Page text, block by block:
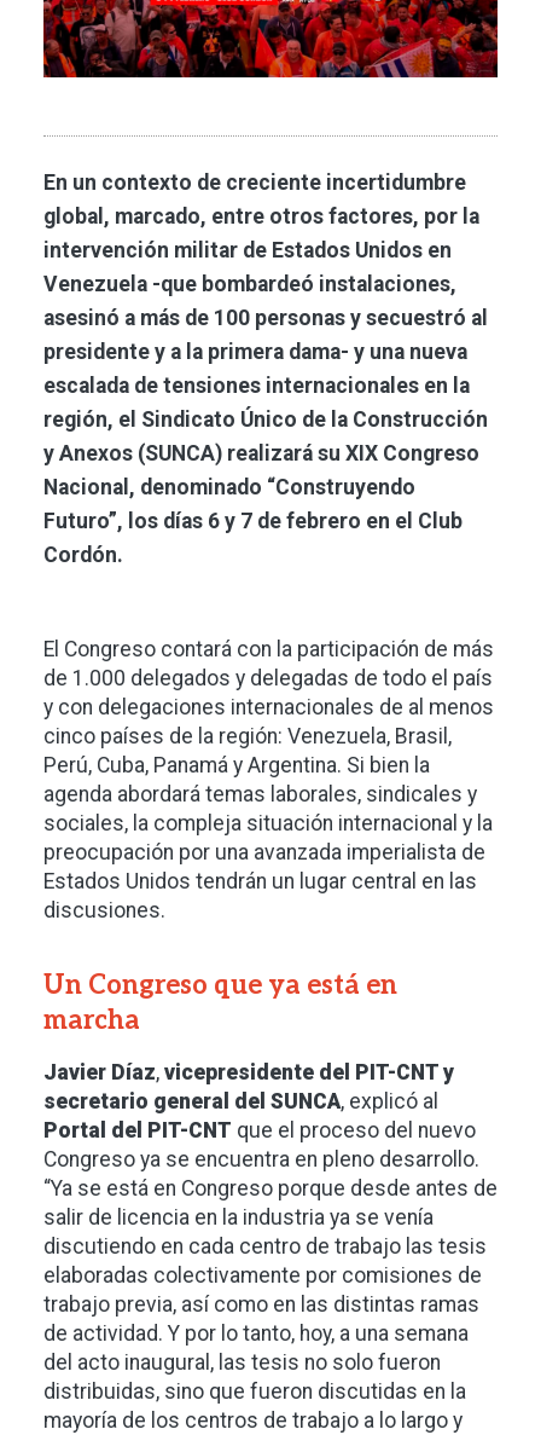
En un contexto de creciente incertidumbre
global, marcado, entre otros factores, por la
intervención militar de Estados Unidos en
Venezuela -que bombardeó instalaciones,
asesinó a más de 100 personas y secuestró al
presidente y a la primera dama- y una nueva
escalada de tensiones internacionales en la
región, el Sindicato Único de la Construcción
y Anexos (SUNCA) realizará su XIX Congreso
Nacional, denominado “Construyendo
Futuro”, los días 6 y 7 de febrero en el Club
Cordón.
El Congreso contará con la participación de más
de 1.000 delegados y delegadas de todo el país
y con delegaciones internacionales de al menos
cinco países de la región: Venezuela, Brasil,
Perú, Cuba, Panamá y Argentina. Si bien la
agenda abordará temas laborales, sindicales y
sociales, la compleja situación internacional y la
preocupación por una avanzada imperialista de
Estados Unidos tendrán un lugar central en las
discusiones.
Un Congreso que ya está en
marcha
Javier Díaz, vicepresidente del PIT-CNT y
secretario general del SUNCA, explicó al
Portal del PIT-CNT que el proceso del nuevo
Congreso ya se encuentra en pleno desarrollo.
“Ya se está en Congreso porque desde antes de
salir de licencia en la industria ya se venía
discutiendo en cada centro de trabajo las tesis
elaboradas colectivamente por comisiones de
trabajo previa, así como en las distintas ramas
de actividad. Y por lo tanto, hoy, a una semana
del acto inaugural, las tesis no solo fueron
distribuidas, sino que fueron discutidas en la
mayoría de los centros de trabajo a lo largo y